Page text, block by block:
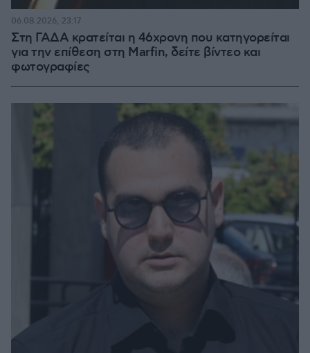
Στη ΓΑΔΑ κρατείται η 46χρονη που κατηγορείται
για την επίθεση στη Marfin, δείτε βίντεο και
φωτογραφίες
06.08.2026, 23:17